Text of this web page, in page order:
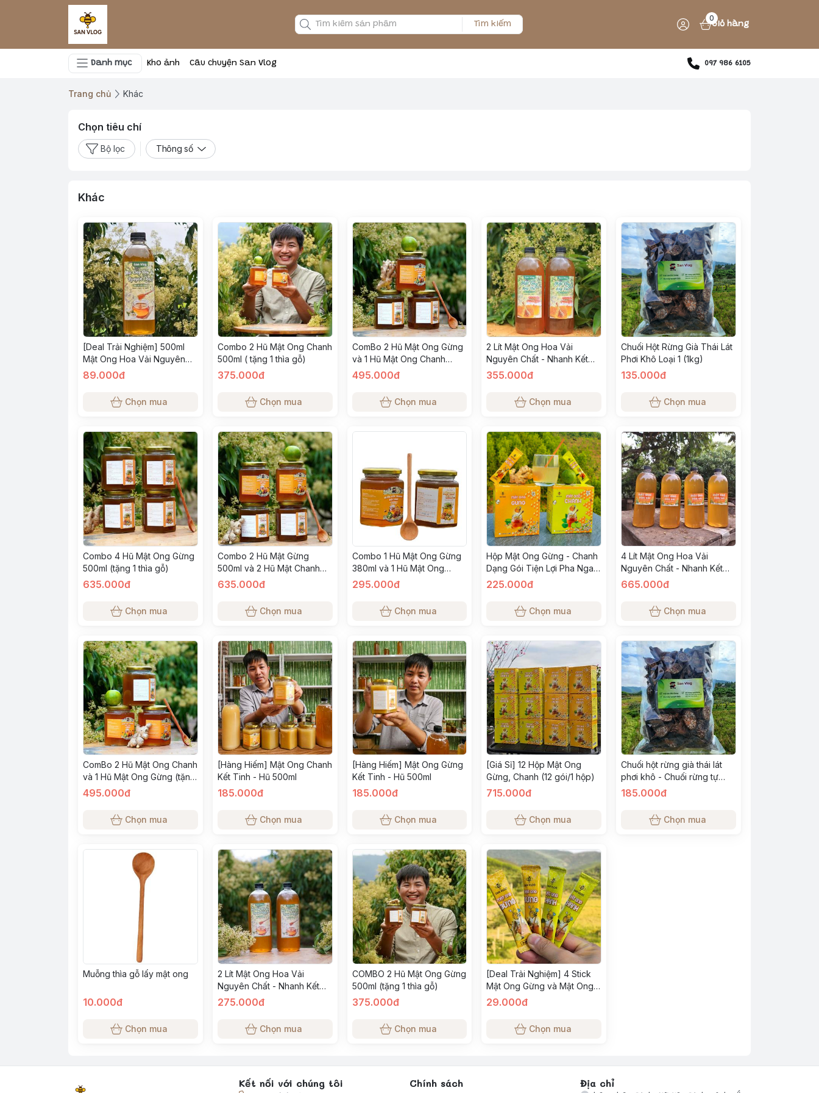
Tìm kiếm
0
Giỏ hàng
Danh mục Kho ảnh Câu chuyện San Vlog 097 986 6105
Trang chủ Khác
Chọn tiêu chí
Bộ lọc Thông số
Khác
[Deal Trải Nghiệm] 500ml
Mật Ong Hoa Vải Nguyên
chất - Nhanh Kết Tinh -
89.000đ
Chọn mua
Combo 2 Hũ Mật Ong Chanh
500ml ( tặng 1 thìa gỗ)
375.000đ
Chọn mua
ComBo 2 Hũ Mật Ong Gừng
và 1 Hũ Mật Ong Chanh
(tặng 1 thìa gỗ)
495.000đ
Chọn mua
2 Lít Mật Ong Hoa Vải
Nguyên Chất - Nhanh Kết
Tinh - Đặc Sánh Chuẩn Tự
355.000đ
Chọn mua
Chuối Hột Rừng Già Thái Lát
Phơi Khô Loại 1 (1kg)
135.000đ
Chọn mua
Combo 4 Hũ Mật Ong Gừng
500ml (tặng 1 thìa gỗ)
635.000đ
Chọn mua
Combo 2 Hũ Mật Gừng
500ml và 2 Hũ Mật Chanh
500ml ( tặng 1 thìa gỗ)
635.000đ
Chọn mua
Combo 1 Hũ Mật Ong Gừng
380ml và 1 Hũ Mật Ong
Chanh 380ml - Nhanh Kết
295.000đ
Chọn mua
Hộp Mật Ong Gừng - Chanh
Dạng Gói Tiện Lợi Pha Ngay,
Hỗi Trợ Giảm Ho Đau Họng -
225.000đ
Chọn mua
4 Lít Mật Ong Hoa Vải
Nguyên Chất - Nhanh Kết
Tinh - Đặc Sánh Chuẩn Tự
665.000đ
Chọn mua
ComBo 2 Hũ Mật Ong Chanh
và 1 Hũ Mật Ong Gừng (tặng
1 thìa gỗ)
495.000đ
Chọn mua
[Hàng Hiếm] Mật Ong Chanh
Kết Tinh - Hũ 500ml
185.000đ
Chọn mua
[Hàng Hiếm] Mật Ong Gừng
Kết Tinh - Hũ 500ml
185.000đ
Chọn mua
[Giá Sỉ] 12 Hộp Mật Ong
Gừng, Chanh (12 gói/1 hộp)
715.000đ
Chọn mua
Chuối hột rừng già thái lát
phơi khô - Chuối rừng tự
nhiên 1 kg
185.000đ
Chọn mua
Muỗng thìa gỗ lấy mật ong
10.000đ
Chọn mua
2 Lít Mật Ong Hoa Vải
Nguyên Chất - Nhanh Kết
Tinh - Chuẩn Tự Nhiên
275.000đ
Chọn mua
COMBO 2 Hũ Mật Ong Gừng
500ml (tặng 1 thìa gỗ)
375.000đ
Chọn mua
[Deal Trải Nghiệm] 4 Stick
Mật Ong Gừng và Mật Ong
Chanh Hương Vị Độc Đáo
29.000đ
Chọn mua
Kết nối với chúng tôi Chính sách Địa chỉ